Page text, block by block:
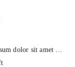
dolor sit amet ...